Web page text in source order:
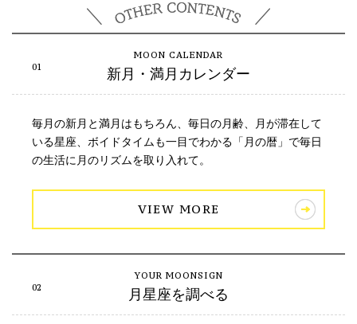
新月・満月カレンダー
毎月の新月と満月はもちろん、毎日の月齢、月が滞在して
いる星座、ボイドタイムも一目でわかる「月の暦」で毎日
の生活に月のリズムを取り入れて。
VIEW MORE
月星座を調べる